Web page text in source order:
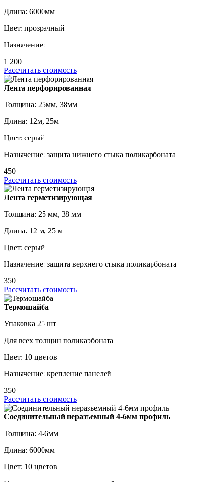
Длина: 6000мм
Цвет: прозрачный
Назначение:
1 200
Рассчитать стоимость
Лента перфорированная
Толщина: 25мм, 38мм
Длина: 12м, 25м
Цвет: серый
Назначение: защита нижнего стыка поликарбоната
450
Рассчитать стоимость
Лента герметизирующая
Толщина: 25 мм, 38 мм
Длина: 12 м, 25 м
Цвет: серый
Назначение: защита верхнего стыка поликарбоната
350
Рассчитать стоимость
Термошайба
Упаковка 25 шт
Для всех толщин поликарбоната
Цвет: 10 цветов
Назначение: крепление панелей
350
Рассчитать стоимость
Соединительный неразъемный 4-6мм профиль
Толщина: 4-6мм
Длина: 6000мм
Цвет: 10 цветов